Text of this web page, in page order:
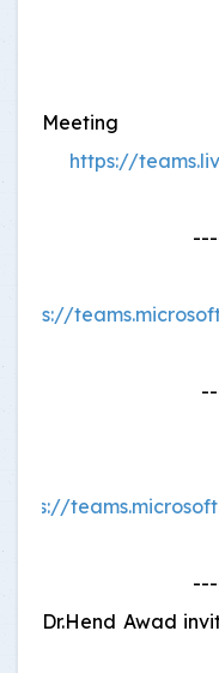
https://
https://
https://
Dr.Hend Awad